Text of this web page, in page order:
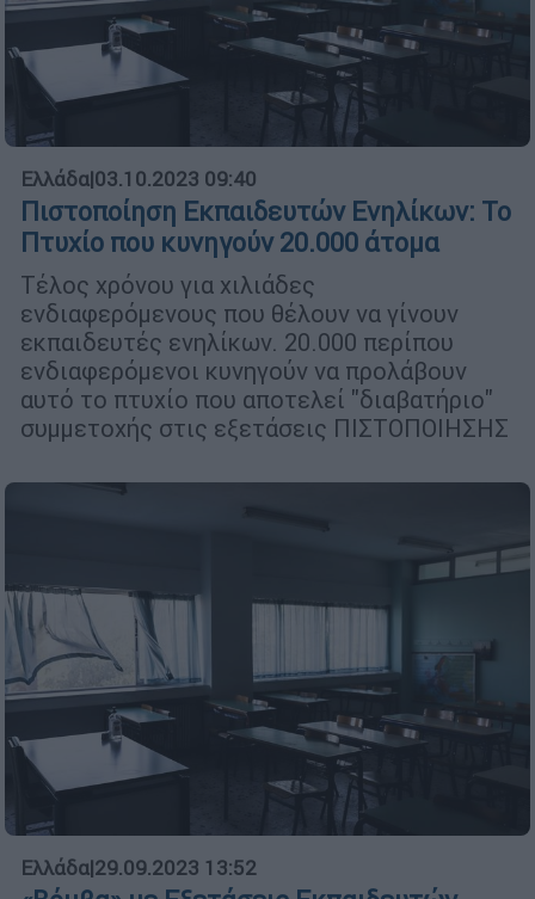
Ελλάδα|03.10.2023 09:40
Πιστοποίηση Εκπαιδευτών Ενηλίκων: Το
Πτυχίο που κυνηγούν 20.000 άτομα
Τέλος χρόνου για χιλιάδες
ενδιαφερόμενους που θέλουν να γίνουν
εκπαιδευτές ενηλίκων. 20.000 περίπου
ενδιαφερόμενοι κυνηγούν να προλάβουν
αυτό το πτυχίο που αποτελεί "διαβατήριο"
συμμετοχής στις εξετάσεις ΠΙΣΤΟΠΟΙΗΣΗΣ
Ελλάδα|29.09.2023 13:52